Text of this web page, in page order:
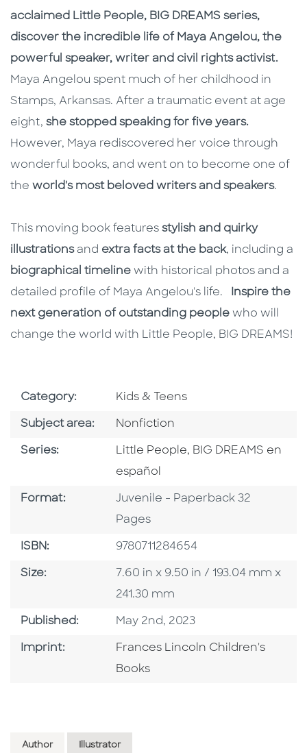
acclaimed Little People, BIG DREAMS series,
discover the incredible life of Maya Angelou, the
powerful speaker, writer and civil rights activist.
Maya Angelou spent much of her childhood in
Stamps, Arkansas. After a traumatic event at age
eight, she stopped speaking for five years.
However, Maya rediscovered her voice through
wonderful books, and went on to become one of
the world's most beloved writers and speakers.
This moving book features stylish and quirky
illustrationsand extra facts at the back, including a
biographical timeline with historical photos and a
detailed profile of Maya Angelou's life.
Inspire the
next generation of outstanding people who will
change the world with Little People, BIG DREAMS!
Category: Go To Subject Area
Kids & Teens
Subject area: Go To Category
Nonfiction
Series: Series
Little People, BIG DREAMS en
español
Format: Format
Juvenile - Paperback 32
Pages
ISBN: ISBN
9780711284654
Size: Size
7.60 in x 9.50 in / 193.04 mm x
241.30 mm
Published: Published Date
May 2nd, 2023
Imprint: Go To Imprint
Frances Lincoln Children's
Books
Author Illustrator